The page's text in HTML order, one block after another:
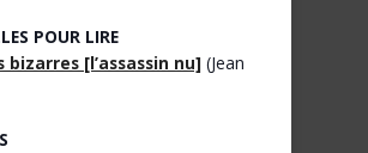
POUR LIRE
bizarres [l’assassin nu] (Jean